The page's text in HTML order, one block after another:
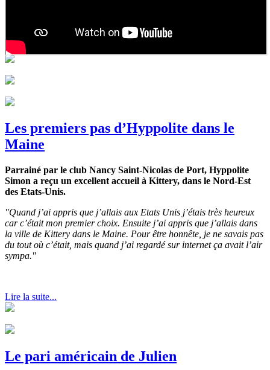
Les premiers pas d’Hyppolite dans le
Maine
Parrainé par le club Nancy Saint-Nicolas de Port, Hyppolite
Simon a reçu un excellent accueil à Kittery, dans le Nord-Est
des Etats-Unis.
"Quand j’ai appris que j’allais aux Etats Unis j’étais très heureux
car c’était mon premier choix. Ensuite j’ai appris que j’allais dans
la ville de Kittery dans le Maine. Pour être honnête, je ne savais pas
du tout où c’était, mais quand j’ai regardé sur internet ça avait l’air
sympa."
Lire la suite...
Le pari américain de Julien